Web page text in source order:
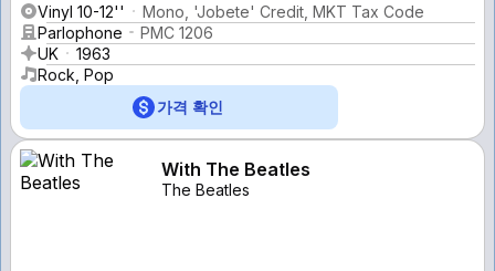
Vinyl 10-12''
Mono, 'Jobete' Credit, MKT Tax Code
Parlophone
PMC 1206
UK
1963
Rock, Pop
가격 확인
With The Beatles
The Beatles